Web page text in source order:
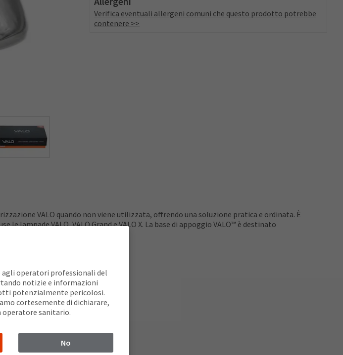
Verifica eventuali allergeni comuni che questo prodotto potrebbe
contenere >>
VALO quando non viene utilizzata, offrendo una soluzione pratica e ordinata. È
VALO, VALO Grand e VALO X. La base di appoggio VALO™ è destinato
frequenti
operatori professionali del
notizie e informazioni
potenzialmente pericolosi.
cortesemente di dichiarare,
operatore sanitario.
No